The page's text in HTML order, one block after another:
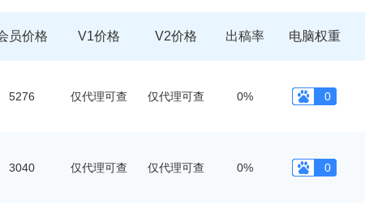
员价格 V1价格 V2价格 出稿率 电脑权重
5276 仅代理可查 仅代理可查 0% 0
3040 仅代理可查 仅代理可查 0% 0